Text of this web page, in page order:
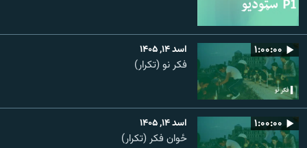
۱:۰۰:۰۰ اسد ۱۴, ۱۴۰۵
فکر نو (تکرار)
۱:۰۰:۰۰ اسد ۱۴, ۱۴۰۵
ځوان فکر (تکرار)